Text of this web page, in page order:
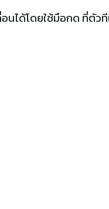
นได้โดยใช้มือกด ที่ตัว